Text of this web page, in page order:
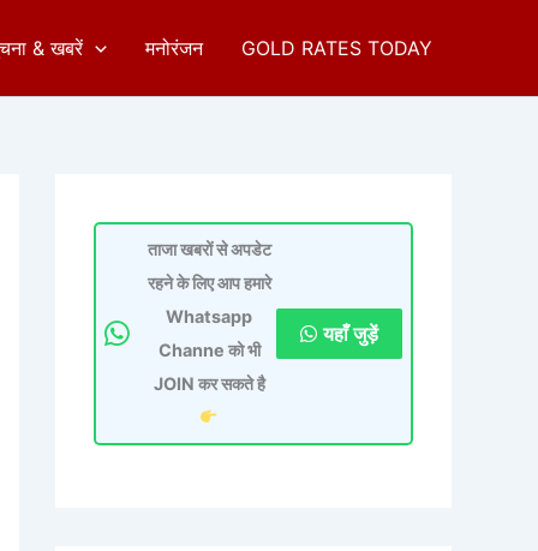
& खबरें मनोरंजन GOLD RATES TODAY
ताजा खबरों से अपडेट
रहने के लिए आप हमारे
Whatsapp
Channe को भी
JOIN कर सकते है
यहाँ जुड़ें